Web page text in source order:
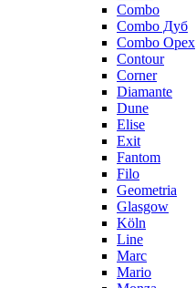
Combo
Combo Дуб
Combo Орех
Contour
Corner
Diamante
Dune
Elise
Exit
Fantom
Filo
Geometria
Glasgow
Köln
Line
Marc
Mario